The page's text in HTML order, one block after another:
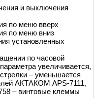
и выключения
по меню вверх
по меню вниз
установленных
по часовой
увеличивается,
– уменьшается
АКТАКОМ APS-7111,
– винтовые клеммы